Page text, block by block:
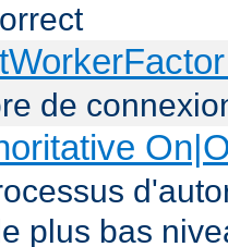
de
plus bas